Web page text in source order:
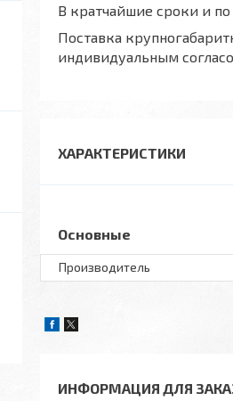
В кратчайшие сроки и
Поставка
индивидуальным
ХАРАКТЕРИСТИКИ
Основные
Производитель
ИНФОРМАЦИЯ ДЛЯ